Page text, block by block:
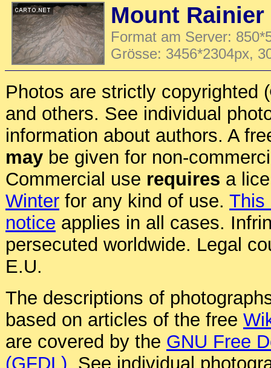
Mount
Format am Server:
Grösse: 3456*2304px,
Photos are strictly copyrighted
and others. See individual
information about authors. A
may be given for non-
Commercial use requires a
Winter for any kind of use. This
notice applies in all cases.
persecuted worldwide. Legal
E.U.
The descriptions of
based on articles of the free
are covered by the GNU Free
(GFDL) . See individual